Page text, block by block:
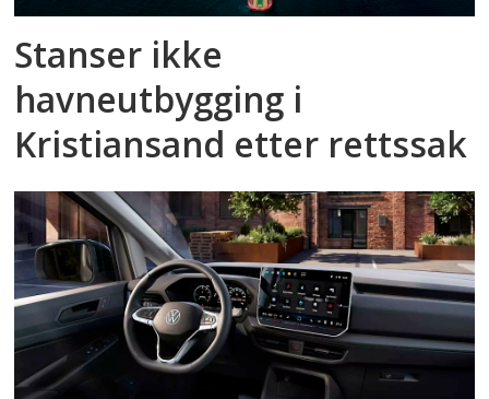
Stanser ikke
havneutbygging i
Kristiansand etter rettssak